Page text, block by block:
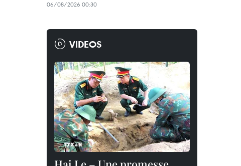
06/08/2026 00:30
VIDEOS